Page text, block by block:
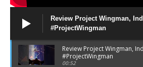
Review Project Wingman,
#ProjectWingman
Review Project Wingman,
#ProjectWingman
00:52